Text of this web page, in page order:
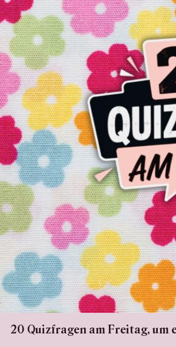
20 Quizfragen am Freitag, um